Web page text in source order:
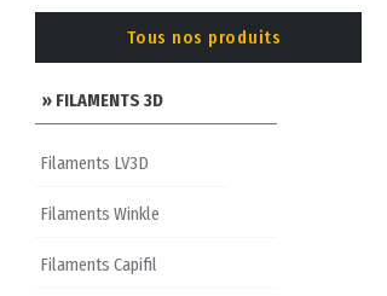
Tous nos produits
» FILAMENTS 3D
Filaments LV3D
Filaments Winkle
Filaments Capifil